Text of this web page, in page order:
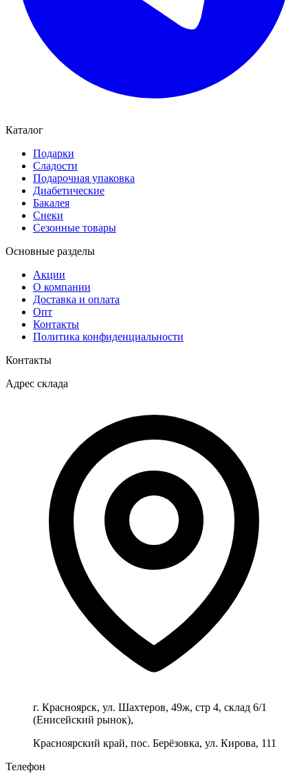
Каталог
Подарки
Сладости
Подарочная упаковка
Диабетические
Бакалея
Снеки
Сезонные товары
Основные разделы
Акции
О компании
Доставка и оплата
Опт
Контакты
Политика конфиденциальности
Контакты
Адрес склада
г. Красноярск, ул. Шахтеров, 49ж, стр 4, склад 6/1
(Енисейский рынок),
Красноярский край, пос. Берёзовка, ул. Кирова, 111
Телефон